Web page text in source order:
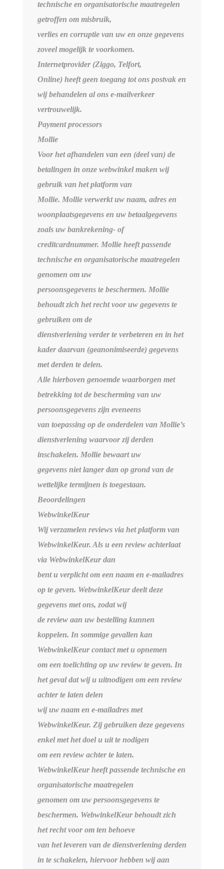
technische en organisatorische maatregelen
getroffen om misbruik,
verlies en corruptie van uw en onze gegevens
zoveel mogelijk te voorkomen.
Internetprovider (Ziggo, Telfort,
Online) heeft geen toegang tot ons postvak en
wij behandelen al ons e-mailverkeer
vertrouwelijk.
Payment processors
Mollie
Voor het afhandelen van een (deel van) de
betalingen in onze webwinkel maken wij
gebruik van het platform van
Mollie. Mollie verwerkt uw naam, adres en
woonplaatsgegevens en uw betaalgegevens
zoals uw bankrekening- of
creditcardnummer. Mollie heeft passende
technische en organisatorische maatregelen
genomen om uw
persoonsgegevens te beschermen. Mollie
behoudt zich het recht voor uw gegevens te
gebruiken om de
dienstverlening verder te verbeteren en in het
kader daarvan (geanonimiseerde) gegevens
met derden te delen.
Alle hierboven genoemde waarborgen met
betrekking tot de bescherming van uw
persoonsgegevens zijn eveneens
van toepassing op de onderdelen van Mollie’s
dienstverlening waarvoor zij derden
inschakelen. Mollie bewaart uw
gegevens niet langer dan op grond van de
wettelijke termijnen is toegestaan.
Beoordelingen
WebwinkelKeur
Wij verzamelen reviews via het platform van
WebwinkelKeur. Als u een review achterlaat
via WebwinkelKeur dan
bent u verplicht om een naam en e-mailadres
op te geven. WebwinkelKeur deelt deze
gegevens met ons, zodat wij
de review aan uw bestelling kunnen
koppelen. In sommige gevallen kan
WebwinkelKeur contact met u opnemen
om een toelichting op uw review te geven. In
het geval dat wij u uitnodigen om een review
achter te laten delen
wij uw naam en e-mailadres met
WebwinkelKeur. Zij gebruiken deze gegevens
enkel met het doel u uit te nodigen
om een review achter te laten.
WebwinkelKeur heeft passende technische en
organisatorische maatregelen
genomen om uw persoonsgegevens te
beschermen. WebwinkelKeur behoudt zich
het recht voor om ten behoeve
van het leveren van de dienstverlening derden
in te schakelen, hiervoor hebben wij aan